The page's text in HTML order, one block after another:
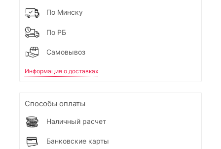
По Минску
По РБ
Самовывоз
Информация о доставках
Способы оплаты
Наличный расчет
Банковские карты